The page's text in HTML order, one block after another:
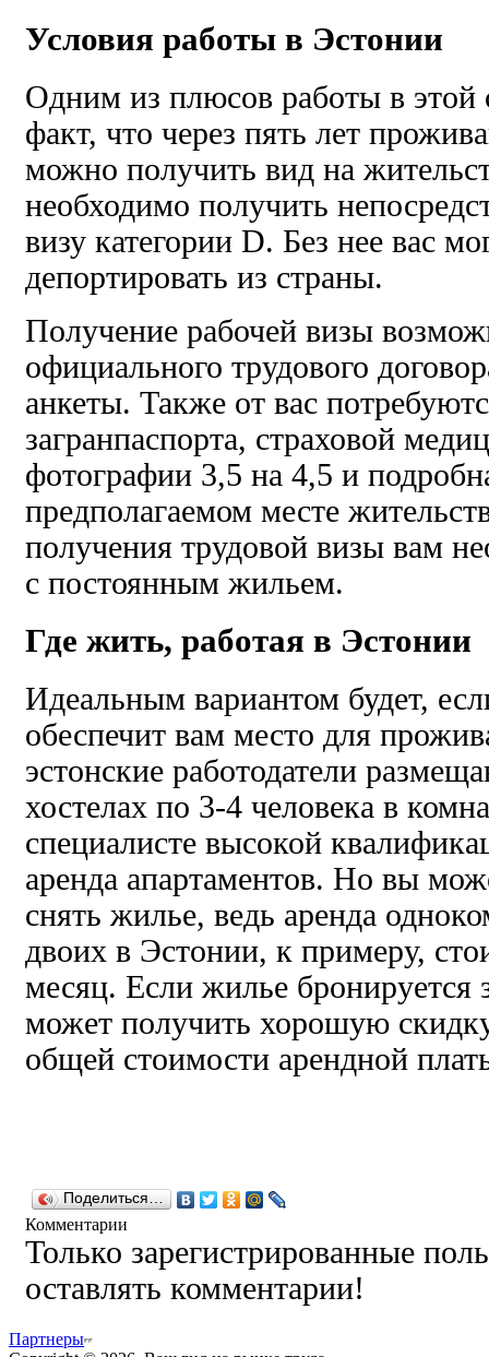
Условия работы в Эстонии
Одним из плюсов работы в этой
факт, что через пять лет
можно получить вид на
необходимо получить
визу категории D. Без нее вас
депортировать из страны.
Получение рабочей визы
официального трудового
анкеты. Также от вас
загранпаспорта, страховой
фотографии 3,5 на 4,5 и
предполагаемом месте
получения трудовой визы вам
с постоянным жильем.
Где жить, работая в Эстонии
Идеальным вариантом будет,
обеспечит вам место для
эстонские работодатели
хостелах по 3-4 человека в
специалисте высокой
аренда апартаментов. Но вы
снять жилье, ведь аренда
двоих в Эстонии, к примеру,
месяц. Если жилье бронируется
может получить хорошую
общей стоимости арендной
Поделиться…
Комментарии
Только зарегистрированные
оставлять комментарии!
Партнеры